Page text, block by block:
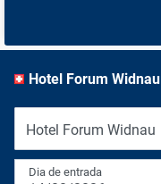
Hotel Forum Widnau
Hotel Forum Widnau
Dia de entrada